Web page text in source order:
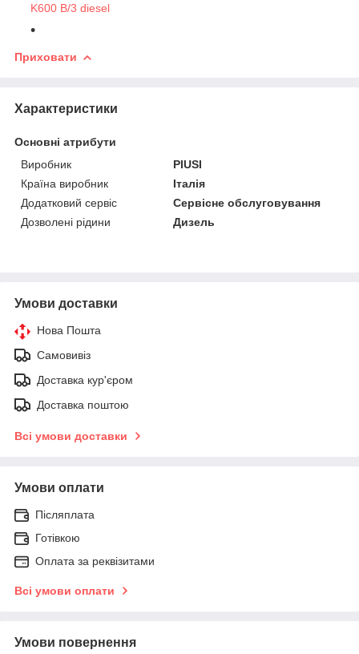
K600 B/3 diesel
Приховати
Характеристики
Основні атрибути
Виробник
PIUSI
Країна виробник
Італія
Додатковий сервіс
Сервісне обслуговування
Дозволені рідини
Дизель
Умови доставки
Нова Пошта
Самовивіз
Доставка кур'єром
Доставка поштою
Всі умови доставки
Умови оплати
Післяплата
Готівкою
Оплата за реквізитами
Всі умови оплати
Умови повернення